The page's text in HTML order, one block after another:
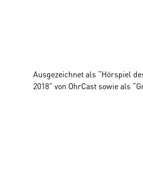
Ausgezeichnet als “Hörspiel
2018” von OhrCast sowie als